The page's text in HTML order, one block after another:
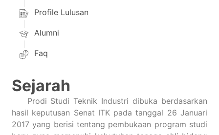
Profile Lulusan
Alumni
Faq
Sejarah
Prodi Studi Teknik Industri dibuka berdasarkan
hasil keputusan Senat ITK pada tanggal 26 Januari
2017 yang berisi tentang pembukaan program studi